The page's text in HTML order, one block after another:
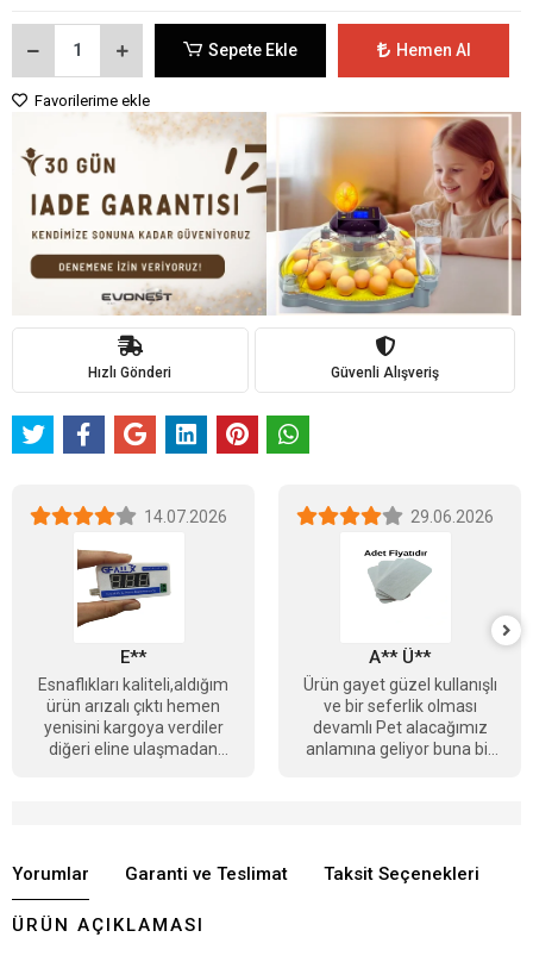
Sepete Ekle Hemen Al
Favorilerime ekle
Hızlı Gönderi Güvenli Alışveriş
14.07.2026
E**
Esnaflıkları kaliteli,aldığım
ürün arızalı çıktı hemen
yenisini kargoya verdiler
diğeri eline ulaşmadan
29.06.2026
A** Ü**
Ürün gayet güzel kullanışlı
ve bir seferlik olması
devamlı Pet alacağımız
anlamına geliyor buna bir
Yorumlar Garanti ve Teslimat Taksit Seçenekleri
ÜRÜN AÇIKLAMASI